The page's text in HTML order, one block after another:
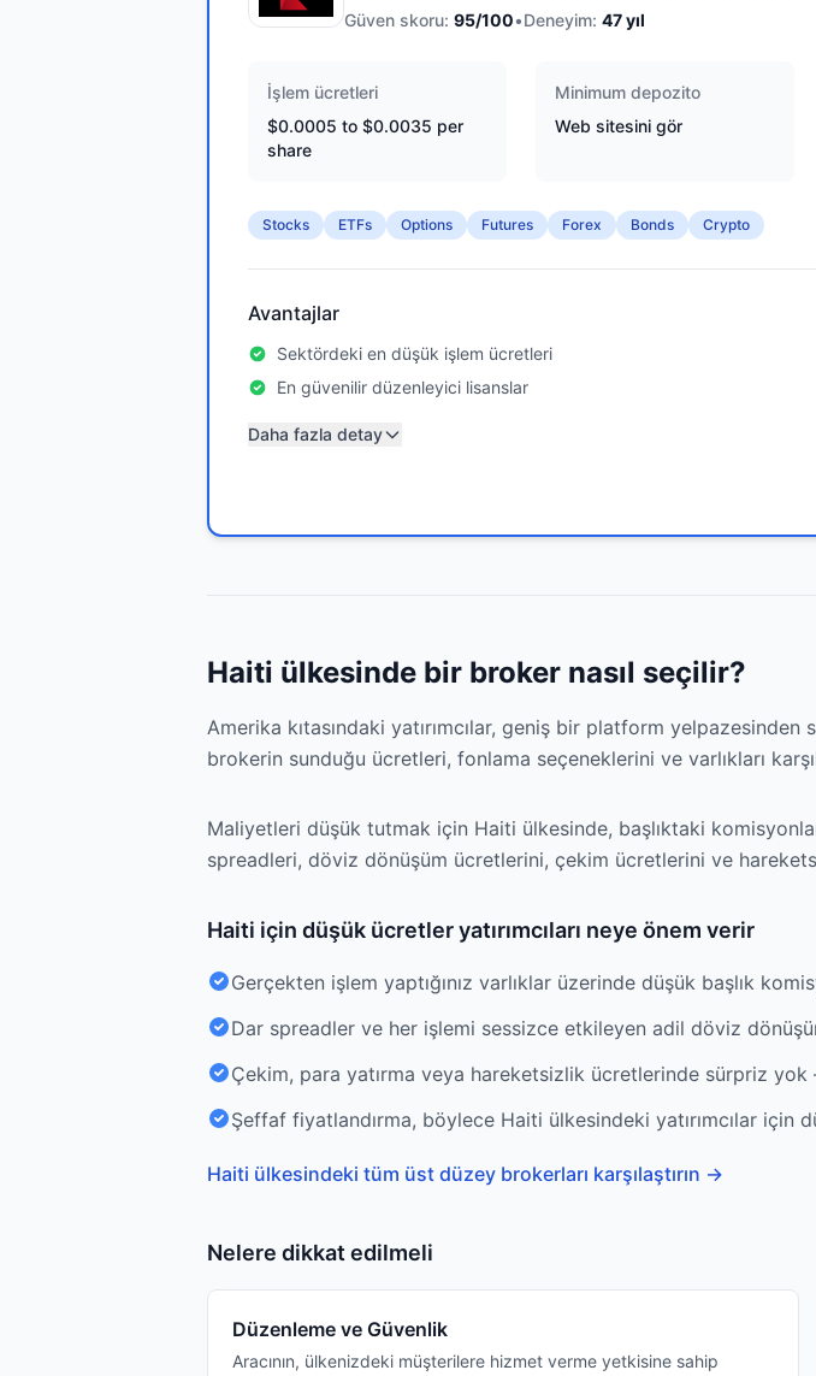
Güven skoru: 95/100•Deneyim: 47yıl
İşlem ücretleri
$0.0005 to $0.0035 per
share
Minimum depozito
Web sitesini gör
Stocks ETFs Options Futures Forex Bonds Crypto
Avantajlar
Sektördeki en düşük işlem ücretleri
En güvenilir düzenleyici lisanslar
Daha fazla detay
Haiti ülkesinde bir broker nasıl seçilir?
Amerika kıtasındaki yatırımcılar, geniş bir platform
brokerin sunduğu ücretleri, fonlama seçeneklerini ve varlıkları
Maliyetleri düşük tutmak için Haiti ülkesinde, başlıktaki
spreadleri, döviz dönüşüm ücretlerini, çekim ücretlerini ve
Haiti için düşük ücretler yatırımcıları neye önem verir
Gerçekten işlem yaptığınız varlıklar üzerinde düşük başlık
Dar spreadler ve her işlemi sessizce etkileyen adil döviz
Çekim, para yatırma veya hareketsizlik ücretlerinde sürpriz
Şeffaf fiyatlandırma, böylece Haiti ülkesindeki yatırımcılar için
Haiti ülkesindeki tüm üst düzey brokerları karşılaştırın →
Nelere dikkat edilmeli
Düzenleme ve Güvenlik
Aracının, ülkenizdeki müşterilere hizmet verme yetkisine sahip